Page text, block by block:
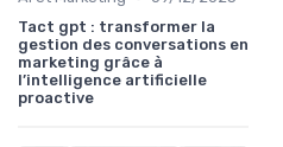
Tact gpt : transformer la
gestion des conversations en
marketing grâce à
l’intelligence artificielle
proactive